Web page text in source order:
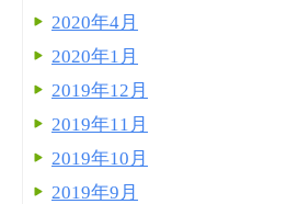
2020年4月
2020年1月
2019年12月
2019年11月
2019年10月
2019年9月